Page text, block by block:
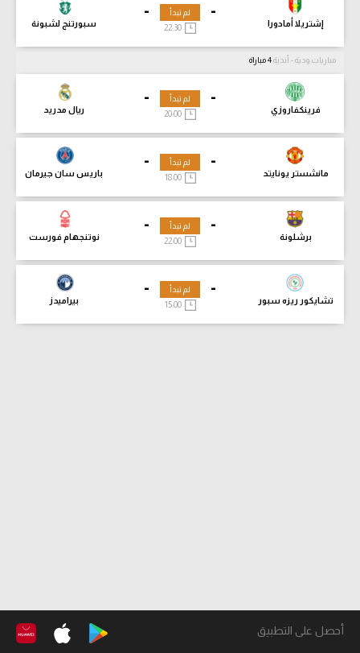
-
إشتريلا أمادورا
-
سبورتنج لشبونة
لم تبدأ
مباريات ودية - أندية
-
فرينكفاروزي
-
ريال مدريد
لم تبدأ
-
مانشستر يونايتد
-
باريس سان جيرمان
لم تبدأ
18:00
-
برشلونة
-
نوتنجهام فورست
لم تبدأ
-
تشايكور ريزه سبور
-
بيراميدز
لم تبدأ
15:00
أحصل على التطبيق